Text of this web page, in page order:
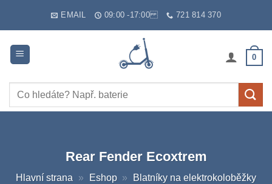
EMAIL 09:00 -17:00 721 814 370
0
Hledat:
Rear Fender Ecoxtrem
Hlavní strana » Eshop » Blatníky na elektrokoloběžky